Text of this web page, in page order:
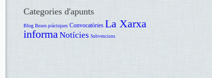
Categories d'apunts
Blog Bones pràctiques Convocatòries La Xarxa
informaNotícies Subvencions